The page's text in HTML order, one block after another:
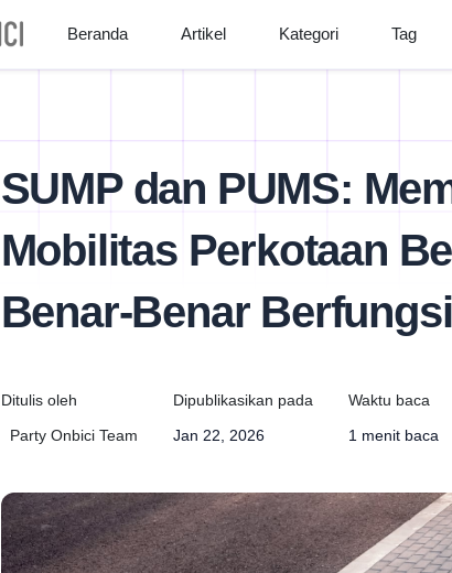
Beranda Artikel Kategori Tag
SUMP dan PUMS:
Mobilitas Perkotaan
Benar-Benar Berfungsi
Ditulis oleh
Party Onbici Team
Dipublikasikan pada
Jan 22, 2026
Waktu baca
1 menit baca